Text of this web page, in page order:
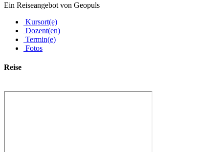
Ein Reiseangebot von Geopuls
Kursort(e)
Dozent(en)
Termin(e)
Fotos
Reise